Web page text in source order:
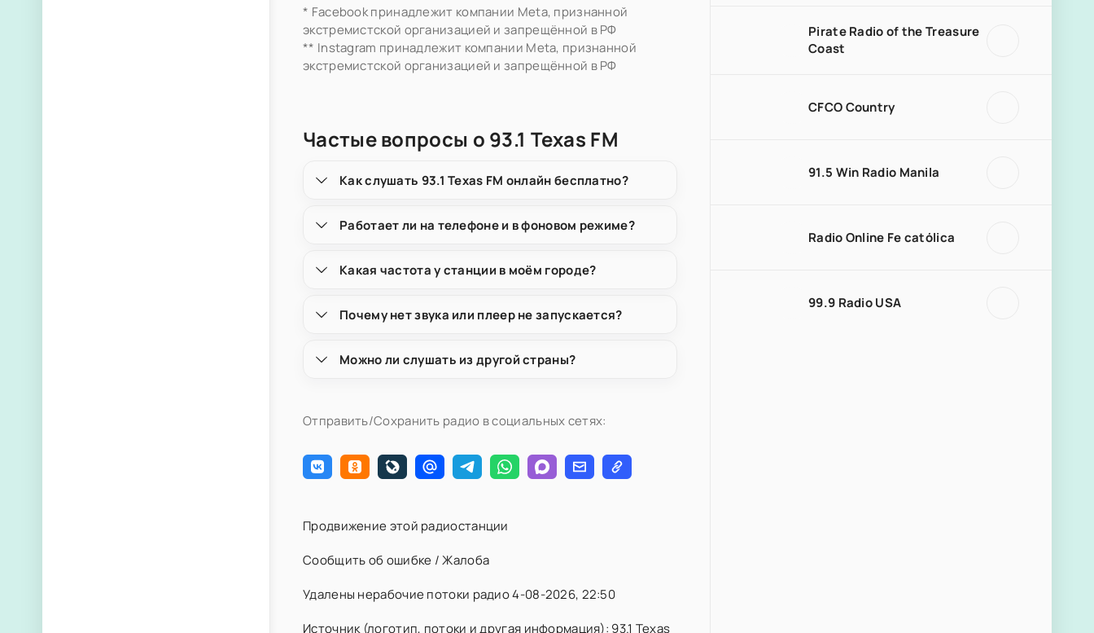
* Facebook принадлежит компании Meta, признанной
экстремистской организацией и запрещённой в РФ
** Instagram принадлежит компании Meta, признанной
экстремистской организацией и запрещённой в РФ
Частые вопросы о 93.1 Texas FM
Как слушать 93.1 Texas FM онлайн бесплатно?
Работает ли на телефоне и в фоновом режиме?
Какая частота у станции в моём городе?
Почему нет звука или плеер не запускается?
Можно ли слушать из другой страны?
Отправить/Сохранить радио в социальных сетях:
Продвижение этой радиостанции
Сообщить об ошибке / Жалоба
Удалены нерабочие потоки радио 4-08-2026, 22:50
Источник (логотип, потоки и другая информация): 93.1 Texas
Pirate Radio of the Treasure
Coast
CFCO Country
91.5 Win Radio Manila
Radio Online Fe católica
99.9 Radio USA